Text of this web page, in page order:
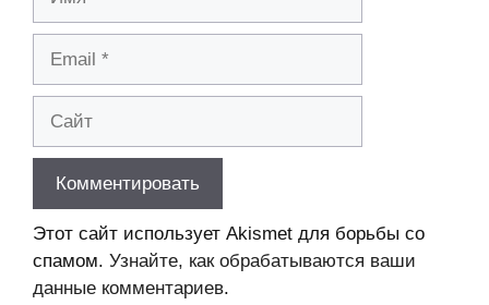
Этот сайт использует Akismet для борьбы со
спамом. Узнайте, как обрабатываются ваши
данные комментариев.